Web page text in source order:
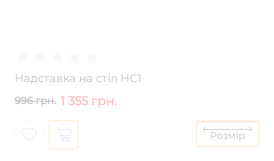
Надставка на стіл НС1
996 грн. 1 355 грн.